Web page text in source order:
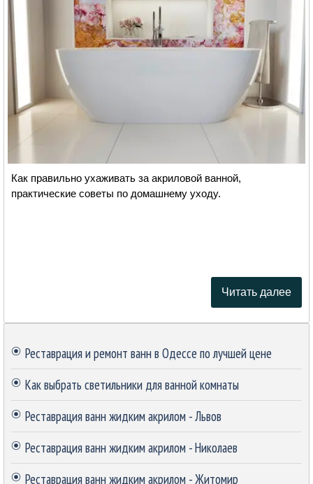
Как правильно ухаживать за акриловой ванной,
практические советы по домашнему уходу.
Читать далее
Реставрация и ремонт ванн в Одессе по лучшей цене
Как выбрать светильники для ванной комнаты
Реставрация ванн жидким акрилом - Львов
Реставрация ванн жидким акрилом - Николаев
Реставрация ванн жидким акрилом - Житомир